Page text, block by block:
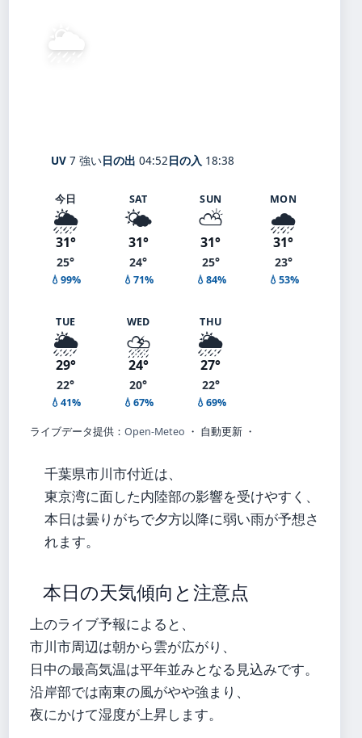
🌦️
UV 7 強い日の出 04:52日の入 18:38
今日
🌦️
31°
25°
💧99%
SAT
🌤️
31°
24°
💧71%
SUN
⛅
31°
25°
💧84%
MON
🌧️
31°
23°
💧53%
TUE
🌦️
29°
22°
💧41%
WED
⛈️
24°
20°
💧67%
THU
🌦️
27°
22°
💧69%
ライブデータ提供： Open-Meteo ・ 自動更新 ・
千葉県市川市付近は、
東京湾に面した内陸部の影響を受けやすく、
本日は曇りがちで夕方以降に弱い雨が予想さ
れます。
本日の天気傾向と注意点
上のライブ予報によると、
市川市周辺は朝から雲が広がり、
日中の最高気温は平年並みとなる見込みです。
沿岸部では南東の風がやや強まり、
夜にかけて湿度が上昇します。